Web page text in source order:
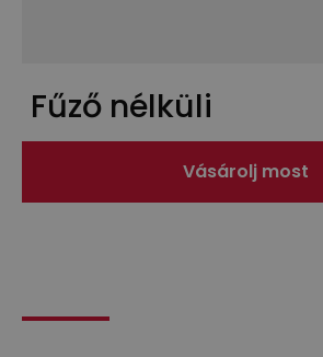
Fűző nélküli
Vásárolj most